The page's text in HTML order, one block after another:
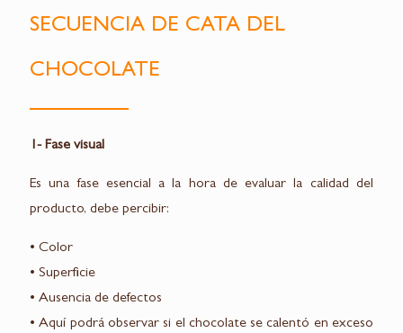
SECUENCIA DE CATA DEL
CHOCOLATE
1- Fase visual
Es una fase esencial a la hora de evaluar la calidad del
producto, debe percibir:
• Color
• Superficie
• Ausencia de defectos
• Aquí podrá observar si el chocolate se calentó en exceso